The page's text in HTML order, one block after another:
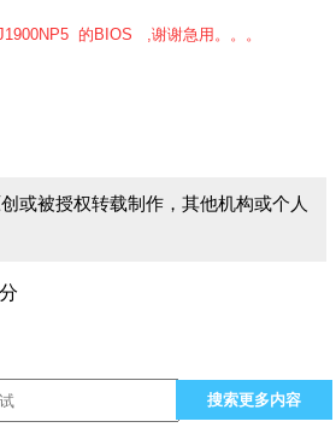
的BIOS ,谢谢急用。。。
创或被授权转载制作，其他机构或个人
搜索更多内容